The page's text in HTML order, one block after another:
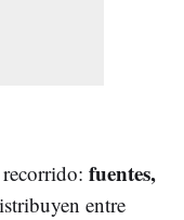
fuentes,
entre